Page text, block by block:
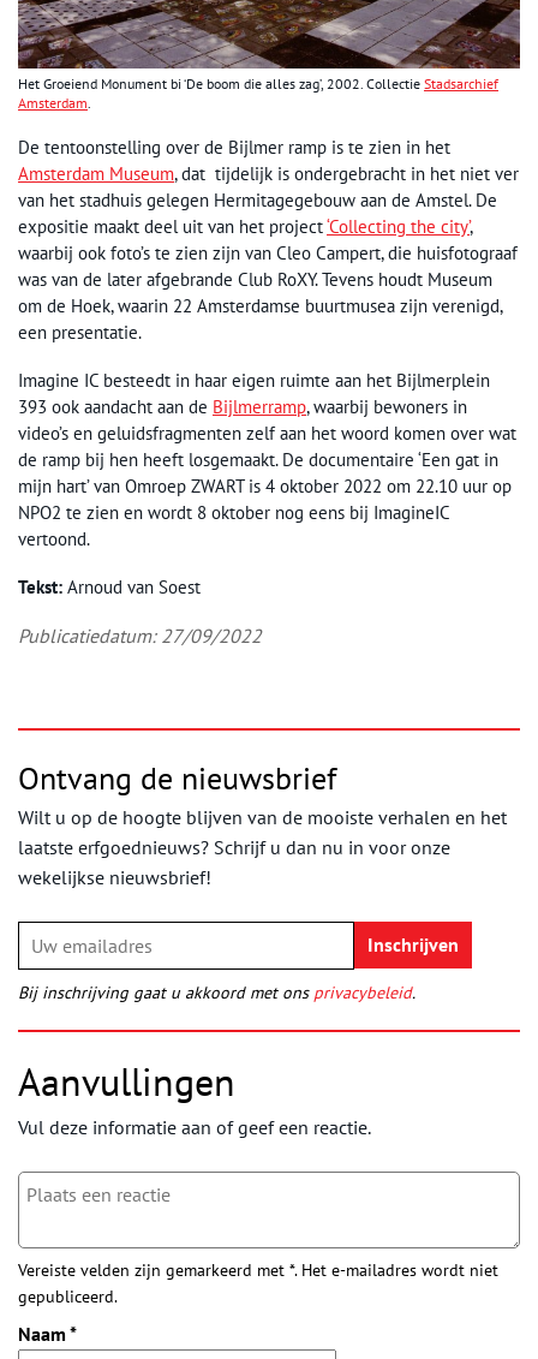
Het Groeiend Monument bi ‘De boom die alles zag’, 2002. Collectie Stadsarchief
Amsterdam.
De tentoonstelling over de Bijlmer ramp is te zien in het
Amsterdam Museum, dat tijdelijk is ondergebracht in het niet ver
van het stadhuis gelegen Hermitagegebouw aan de Amstel. De
expositie maakt deel uit van het project‘Collecting the city’,
waarbij ook foto’s te zien zijn van Cleo Campert, die huisfotograaf
was van de later afgebrande Club RoXY. Tevens houdt Museum
om de Hoek, waarin 22 Amsterdamse buurtmusea zijn verenigd,
een presentatie.
Imagine IC besteedt in haar eigen ruimte aan het Bijlmerplein
393 ook aandacht aan de Bijlmerramp, waarbij bewoners in
video’s en geluidsfragmenten zelf aan het woord komen over wat
de ramp bij hen heeft losgemaakt. De documentaire ‘Een gat in
mijn hart’ van Omroep ZWART is 4 oktober 2022 om 22.10 uur op
NPO2 te zien en wordt 8 oktober nog eens bij ImagineIC
vertoond.
Tekst: Arnoud van Soest
Publicatiedatum: 27/09/2022
Ontvang de nieuwsbrief
Wilt u op de hoogte blijven van de mooiste verhalen en het
laatste erfgoednieuws? Schrijf u dan nu in voor onze
wekelijkse nieuwsbrief!
Bij inschrijving gaat u akkoord met ons privacybeleid.
Aanvullingen
Vul deze informatie aan of geef een reactie.
Vereiste velden zijn gemarkeerd met *. Het e-mailadres wordt niet
gepubliceerd.
Naam *